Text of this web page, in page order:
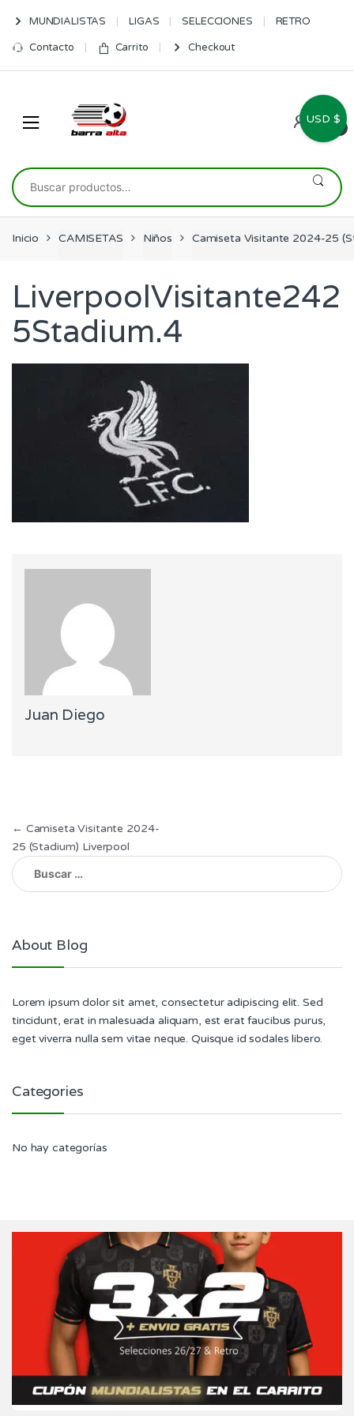
navigation
content
MUNDIALISTAS LIGAS SELECCIONES RETRO
Contacto Carrito Checkout
0
Buscar
por:
Inicio CAMISETAS Niños Camiseta Visitante 2024-25
LiverpoolVisitante242
5Stadium.4
Juan Diego
Navegación
de
entradas
← Camiseta Visitante 2024-
25 (Stadium) Liverpool
Buscar:
About Blog
Lorem ipsum dolor sit amet, consectetur adipiscing elit. Sed
tincidunt, erat in malesuada aliquam, est erat faucibus purus,
eget viverra nulla sem vitae neque. Quisque id sodales libero.
Categories
No hay categorías
USD $